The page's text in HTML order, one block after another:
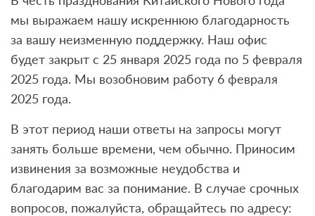
мы выражаем нашу искреннюю благодарность
за вашу неизменную поддержку. Наш офис
будет закрыт с 25 января 2025 года по 5 февраля
2025 года. Мы возобновим работу 6 февраля
2025 года.
В этот период наши ответы на запросы могут
занять больше времени, чем обычно. Приносим
извинения за возможные неудобства и
благодарим вас за понимание. В случае срочных
вопросов, пожалуйста, обращайтесь по адресу: